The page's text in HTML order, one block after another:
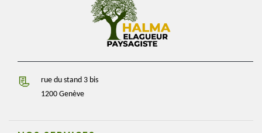
rue du stand 3 bis
1200 Genève